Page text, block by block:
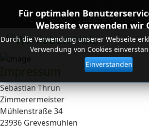
01714664323
Impressum
Sebastian Thrun
Zimmerermeister
Mühlenstraße 34
23936 Grevesmühlen
Für optimalen
Webseite verwenden wir
Durch die Verwendung unserer Webseite
Verwendung von Cookies
Einverstanden